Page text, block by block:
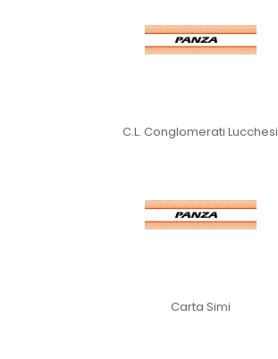
C.L. Conglomerati Lucchesi
Carta Simi